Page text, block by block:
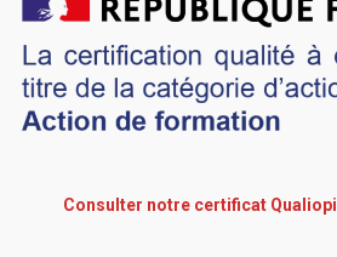
Consulter notre certificat Qualiopi